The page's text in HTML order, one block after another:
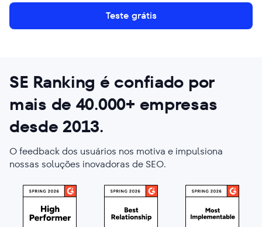
Teste grátis
SE Ranking é confiado por
mais de 40.000+ empresas
desde 2013.
O feedback dos usuários nos motiva e impulsiona
nossas soluções inovadoras de SEO.